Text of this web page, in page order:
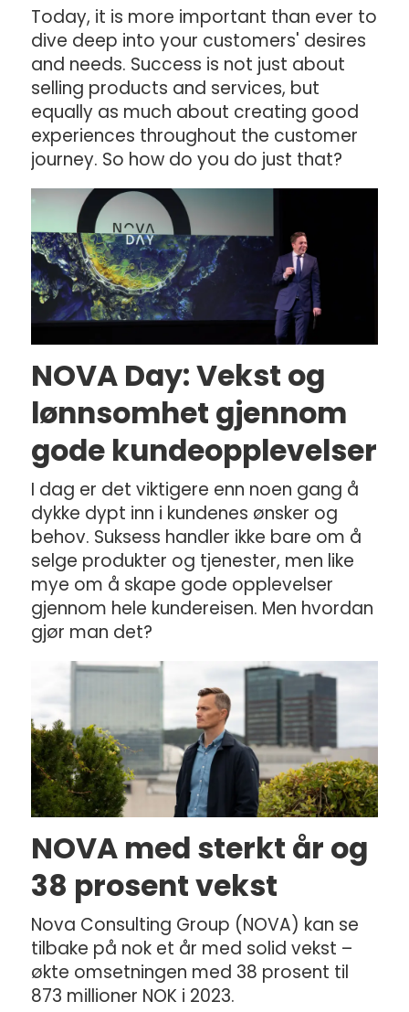
Today, it is more important than ever to
dive deep into your customers' desires
and needs. Success is not just about
selling products and services, but
equally as much about creating good
experiences throughout the customer
journey. So how do you do just that?
NOVA Day: Vekst og
lønnsomhet gjennom
gode kundeopplevelser
I dag er det viktigere enn noen gang å
dykke dypt inn i kundenes ønsker og
behov. Suksess handler ikke bare om å
selge produkter og tjenester, men like
mye om å skape gode opplevelser
gjennom hele kundereisen. Men hvordan
gjør man det?
NOVA med sterkt år og
38 prosent vekst
Nova Consulting Group (NOVA) kan se
tilbake på nok et år med solid vekst –
økte omsetningen med 38 prosent til
873 millioner NOK i 2023.